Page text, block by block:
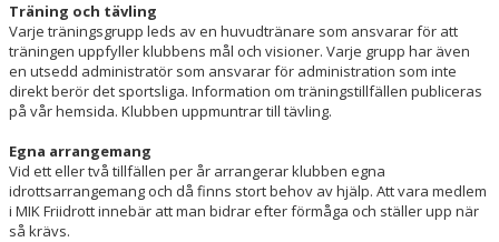
Träning och tävling
Varje träningsgrupp leds av en huvudtränare som ansvarar för att
träningen uppfyller klubbens mål och visioner. Varje grupp har även
en utsedd administratör som ansvarar för administration som inte
direkt berör det sportsliga. Information om träningstillfällen publiceras
på vår hemsida. Klubben uppmuntrar till tävling.
Egna arrangemang
Vid ett eller två tillfällen per år arrangerar klubben egna
idrottsarrangemang och då finns stort behov av hjälp. Att vara medlem
i MIK Friidrott innebär att man bidrar efter förmåga och ställer upp när
så krävs.